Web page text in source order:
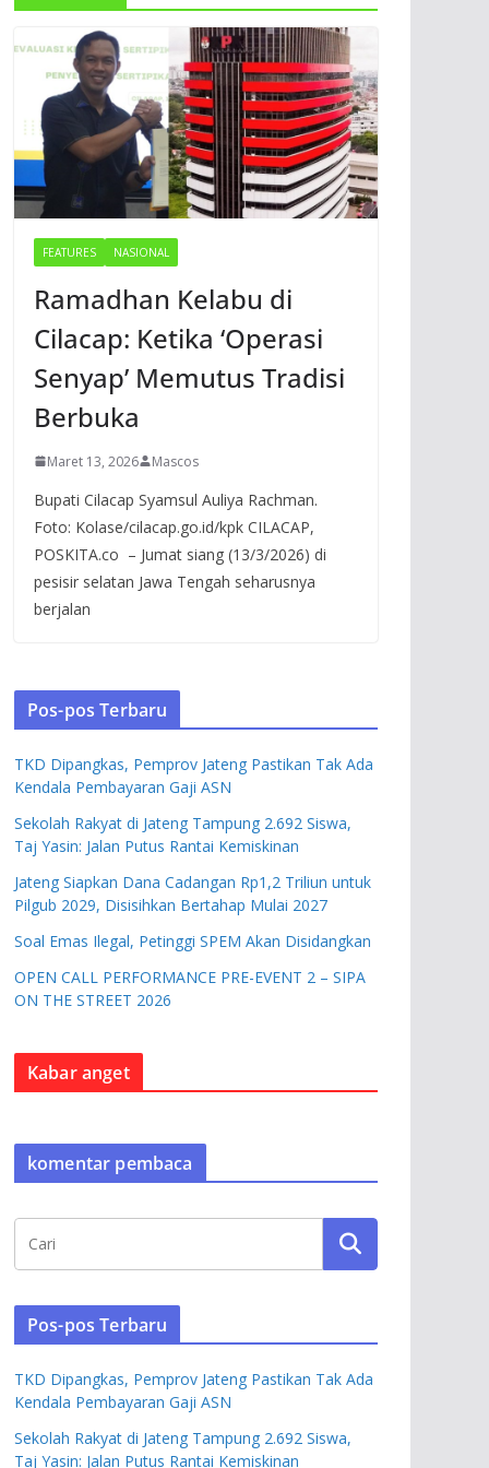
FEATURES NASIONAL
Ramadhan Kelabu di
Cilacap: Ketika ‘Operasi
Senyap’ Memutus Tradisi
Berbuka
Maret 13, 2026 Mascos
Bupati Cilacap Syamsul Auliya Rachman.
Foto: Kolase/cilacap.go.id/kpk CILACAP,
POSKITA.co – Jumat siang (13/3/2026) di
pesisir selatan Jawa Tengah seharusnya
berjalan
Pos-pos Terbaru
TKD Dipangkas, Pemprov Jateng Pastikan Tak Ada
Kendala Pembayaran Gaji ASN
Sekolah Rakyat di Jateng Tampung 2.692 Siswa,
Taj Yasin: Jalan Putus Rantai Kemiskinan
Jateng Siapkan Dana Cadangan Rp1,2 Triliun untuk
Pilgub 2029, Disisihkan Bertahap Mulai 2027
Soal Emas Ilegal, Petinggi SPEM Akan Disidangkan
OPEN CALL PERFORMANCE PRE-EVENT 2 – SIPA
ON THE STREET 2026
Kabar anget
komentar pembaca
Pos-pos Terbaru
TKD Dipangkas, Pemprov Jateng Pastikan Tak Ada
Kendala Pembayaran Gaji ASN
Sekolah Rakyat di Jateng Tampung 2.692 Siswa,
Taj Yasin: Jalan Putus Rantai Kemiskinan